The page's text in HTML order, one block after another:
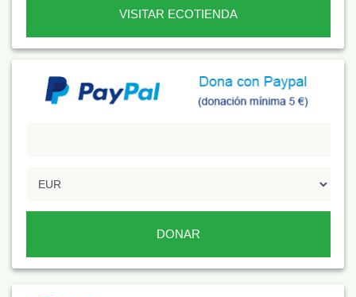
VISITAR ECOTIENDA